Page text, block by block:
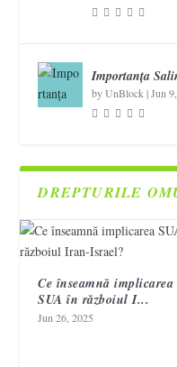
Importanța
byUnBlock |Jun
DREPTURILE
Ce înseamnă implicarea
SUA în războiul I...
Jun 26, 2025